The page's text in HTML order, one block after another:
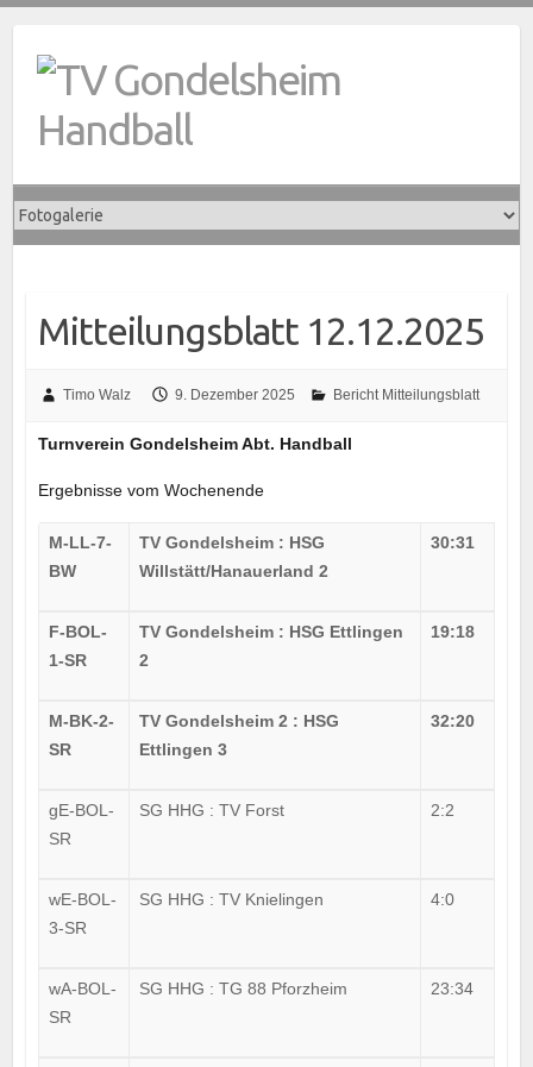
content
Mitteilungsblatt 12.12.2025
Timo Walz 9. Dezember 2025 Bericht Mitteilungsblatt
Turnverein Gondelsheim Abt. Handball
Ergebnisse vom Wochenende
M-LL-7-
BW
TV Gondelsheim : HSG
Willstätt/Hanauerland 2
30:31
F-BOL-
1-SR
TV Gondelsheim : HSG Ettlingen
2
19:18
M-BK-2-
SR
TV Gondelsheim 2 : HSG
Ettlingen 3
32:20
gE-BOL-
SR
SG HHG : TV Forst 2:2
wE-BOL-
3-SR
SG HHG : TV Knielingen 4:0
wA-BOL-
SR
SG HHG : TG 88 Pforzheim 23:34